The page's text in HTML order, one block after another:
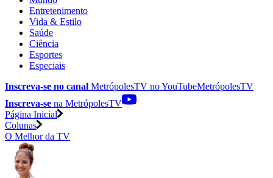
Entretenimento
Vida & Estilo
Saúde
Ciência
Esportes
Especiais
Inscreva-se no canal MetrópolesTV noYouTubeMetrópolesTV
Inscreva-se na MetrópolesTV
Página Inicial
Colunas
O Melhor da TV